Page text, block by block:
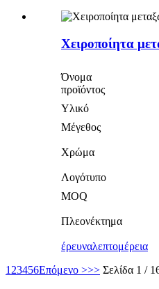
Χειροποίητα
Όνομα
προϊόντος
Υλικό
Μέγεθος
Χρώμα
Λογότυπο
MOQ
Πλεονέκτημα
έρευναλεπτομέρεια
1 23456Επόμενο >>> Σελίδα 1 /